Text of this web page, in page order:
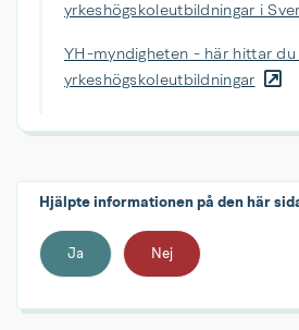
yrkeshögskoleutbildningar i
YH-myndigheten - här hittar
yrkeshögskoleutbildningar
Hjälpte informationen på den här
Ja Nej